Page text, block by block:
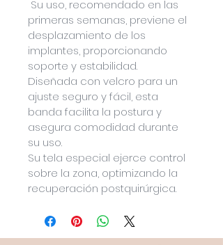
primeras semanas, previene el
desplazamiento de los
implantes, proporcionando
soporte y estabilidad.
Diseñada con velcro para un
ajuste seguro y fácil, esta
banda facilita la postura y
asegura comodidad durante
su uso.
Su tela especial ejerce control
sobre la zona, optimizando la
recuperación postquirúrgica.